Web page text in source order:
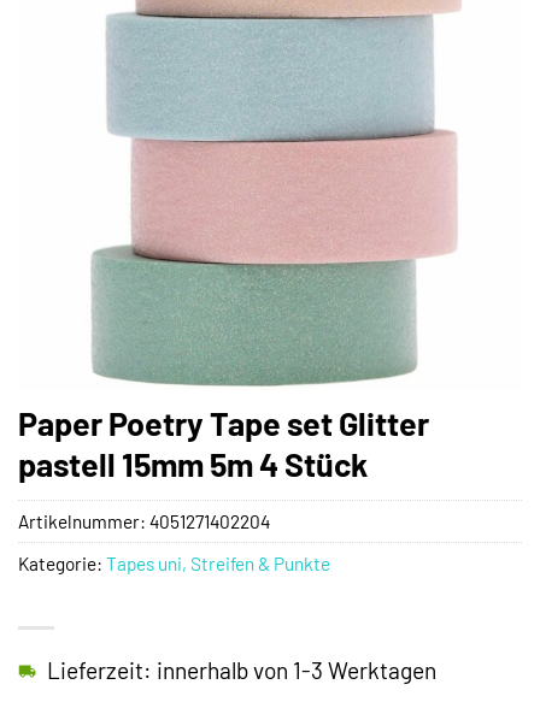
Paper Poetry Tape set Glitter
pastell 15mm 5m 4 Stück
Lieferzeit: innerhalb von 1-3 Werktagen
Artikelnummer: 4051271402204
Kategorie: Tapes uni, Streifen & Punkte